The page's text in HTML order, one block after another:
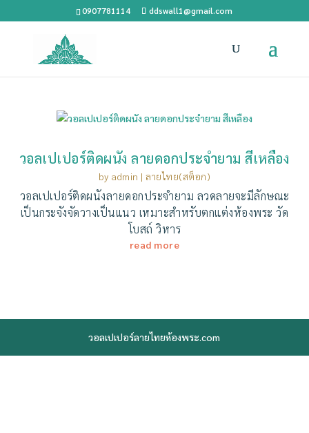
0907781114 ddswall1@gmail.com
วอลเปเปอร์ติดผนัง ลายดอกประจำยาม สีเหลือง
by admin |ลายไทย(สต็อก)
วอลเปเปอร์ติดผนังลายดอกประจำยาม ลวดลายจะมีลักษณะ
เป็นกระจังจัดวางเป็นแนว เหมาะสำหรับตกแต่งห้องพระ วัด
โบสถ์ วิหาร
read more
วอลเปเปอร์ลายไทยห้องพระ.com